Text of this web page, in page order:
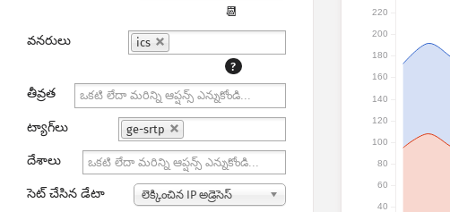
📆
వనరులు
ics
?
తీవ్రత
ట్యాగ్‌లు ge-srtp
దేశాలు
సెట్ చేసిన డేటా లెక్కించిన IP అడ్రెసెస్
40
60
80
100
120
140
160
180
200
220